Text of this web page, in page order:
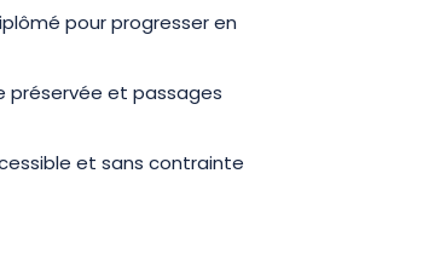
pour progresser en
préservée et passages
et sans contrainte